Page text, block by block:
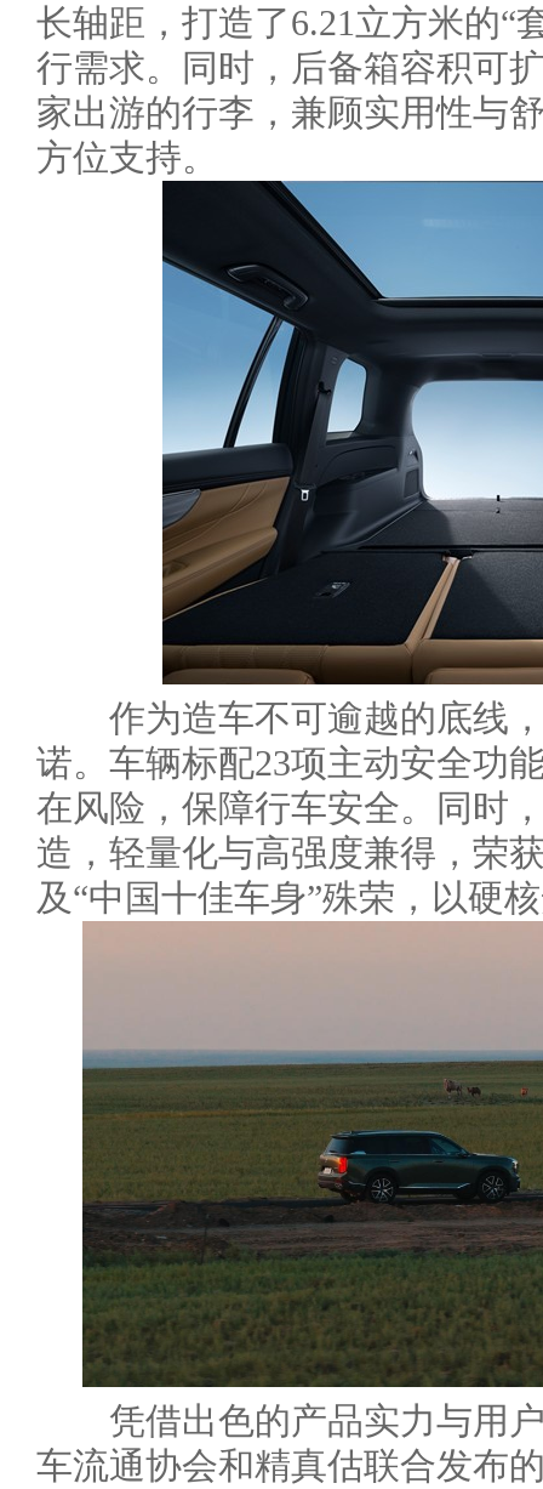
长轴距，打造了6.21立方米的“
行需求。同时，后备箱容积可
家出游的行李，兼顾实用性与
方位支持。
作为造车不可逾越的底线，
诺。车辆标配23项主动安全功
在风险，保障行车安全。同时
造，轻量化与高强度兼得，荣
及“中国十佳车身”殊荣，以硬
凭借出色的产品实力与用户
车流通协会和精真估联合发布